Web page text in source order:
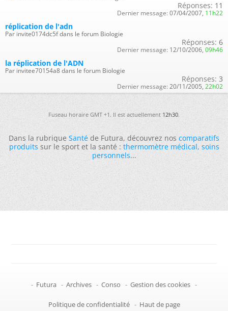
Réponses: 11
Dernier message: 07/04/2007, 11h22
réplication de l'adn
Par invite0174dc5f dans le forum Biologie
Réponses: 6
Dernier message: 12/10/2006, 09h46
la réplication de l'ADN
Par invitee70154a8 dans le forum Biologie
Réponses: 3
Dernier message: 20/11/2005, 22h02
Fuseau horaire GMT +1. Il est actuellement12h30.
Dans la rubriqueSantéde Futura, découvrez noscomparatifs
produitssur le sport et la santé :thermomètre médical,soins
personnels...
- Futura - Archives - Conso - Gestion des cookies -
Politique de confidentialité - Haut de page